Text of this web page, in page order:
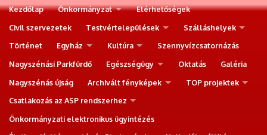
Kezdőlap Önkormányzat
Elérhetőségek
Civil szervezetek
Testvértelepülések
Szálláshelyek
Történet
Egyház Kultúra
Szennyvízcsatornázás
Nagyszénási Parkfürdő
Egészségügy Oktatás
Galéria
Nagyszénás újság
Archivált fényképek
TOP projektek
Csatlakozás az ASP rendszerhez
Önkormányzati elektronikus ügyintézés